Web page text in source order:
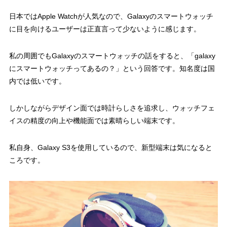
日本ではApple Watchが人気なので、Galaxyのスマートウォッチ
に目を向けるユーザーは正直言って少ないように感じます。
私の周囲でもGalaxyのスマートウォッチの話をすると、「galaxy
にスマートウォッチってあるの？」という回答です。知名度は国
内では低いです。
しかしながらデザイン面では時計らしさを追求し、ウォッチフェ
イスの精度の向上や機能面では素晴らしい端末です。
私自身、Galaxy S3を使用しているので、新型端末は気になると
ころです。